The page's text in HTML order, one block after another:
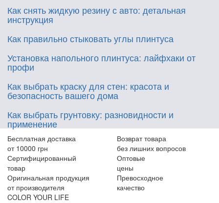
Как снять жидкую резину с авто: детальная
инструкция
Как правильно стыковать углы плинтуса
Установка напольного плинтуса: лайфхаки от
профи
Как выбрать краску для стен: красота и
безопасность вашего дома
Как выбрать грунтовку: разновидности и
применение
Бесплатная доставка
от 10000 грн
Возврат товара
без лишних вопросов
Сертифицированный
товар
Оптовые
цены
Оригинальная продукция
от производителя
Превосходное
качество
COLOR YOUR LIFE